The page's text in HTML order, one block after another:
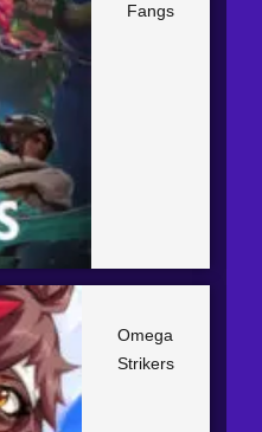
Fangs
Omega
Strikers